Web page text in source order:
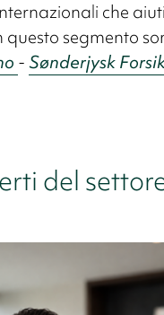
che
segmento
-Sønderjysk
del